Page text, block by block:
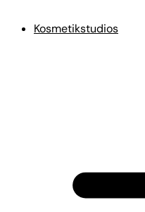
Kosmetikstudios